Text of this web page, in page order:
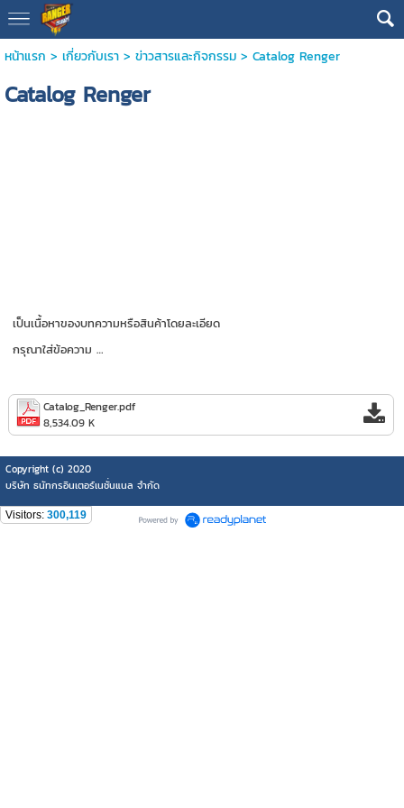
หน้าแรก > เกี่ยวกับเรา> ข่าวสารและกิจกรรม> Catalog Renger
Catalog Renger
เป็นเนื้อหาของบทความหรือสินค้าโดยละเอียด
กรุณาใส่ข้อความ …
Catalog_Renger.pdf
8,534.09 K
Copyright (c) 2020
บริษัท ธนัทกรอินเตอร์เนชั่นแนล จำกัด
Visitors: 300,119